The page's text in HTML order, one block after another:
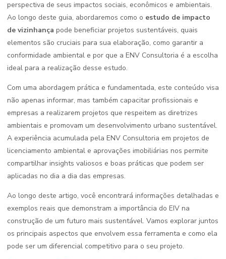
perspectiva de seus impactos sociais, econômicos e ambientais.
Ao longo deste guia, abordaremos como o estudo de impacto
de vizinhança pode beneficiar projetos sustentáveis, quais
elementos são cruciais para sua elaboração, como garantir a
conformidade ambiental e por que a ENV Consultoria é a escolha
ideal para a realização desse estudo.
Com uma abordagem prática e fundamentada, este conteúdo visa
não apenas informar, mas também capacitar profissionais e
empresas a realizarem projetos que respeitem as diretrizes
ambientais e promovam um desenvolvimento urbano sustentável.
A experiência acumulada pela ENV Consultoria em projetos de
licenciamento ambiental e aprovações imobiliárias nos permite
compartilhar insights valiosos e boas práticas que podem ser
aplicadas no dia a dia das empresas.
Ao longo deste artigo, você encontrará informações detalhadas e
exemplos reais que demonstram a importância do EIV na
construção de um futuro mais sustentável. Vamos explorar juntos
os principais aspectos que envolvem essa ferramenta e como ela
pode ser um diferencial competitivo para o seu projeto.